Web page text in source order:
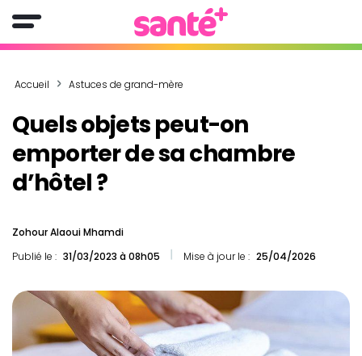
Accueil Astuces de grand-mère
Quels objets peut-on
emporter de sa chambre
d’hôtel ?
Zohour Alaoui Mhamdi
Publié le : 31/03/2023 à 08h05 Mise à jour le : 25/04/2026